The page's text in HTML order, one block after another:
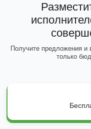
Получите предложения и
только